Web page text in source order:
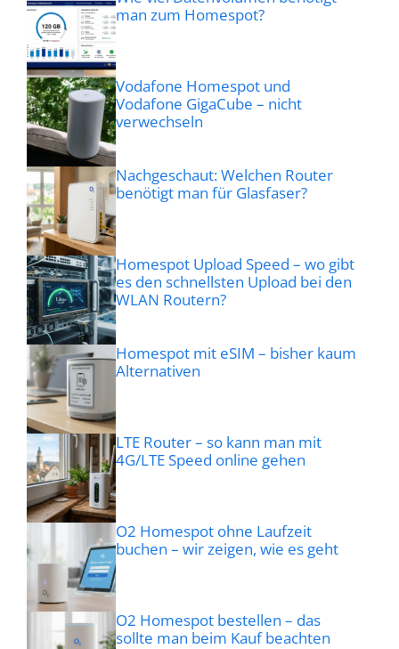
man zum Homespot?
Vodafone Homespot und
Vodafone GigaCube – nicht
verwechseln
Nachgeschaut: Welchen Router
benötigt man für Glasfaser?
Homespot Upload Speed – wo gibt
es den schnellsten Upload bei den
WLAN Routern?
Homespot mit eSIM – bisher kaum
Alternativen
LTE Router – so kann man mit
4G/LTE Speed online gehen
O2 Homespot ohne Laufzeit
buchen – wir zeigen, wie es geht
O2 Homespot bestellen – das
sollte man beim Kauf beachten